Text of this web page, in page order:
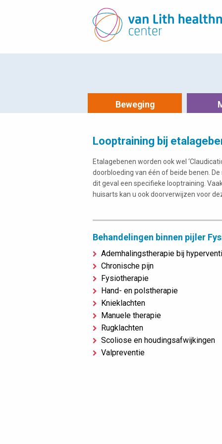
Beweging
Looptraining bij
Etalagebenen worden ook wel
doorbloeding van één of beide benen.
dit geval een specifieke looptraining.
huisarts kan u ook doorverwijzen voor
Behandelingen binnen pijler
Ademhalingstherapie bij
Chronische pijn
Fysiotherapie
Hand- en polstherapie
Knieklachten
Manuele therapie
Rugklachten
Scoliose en houdingsafwijkingen
Valpreventie